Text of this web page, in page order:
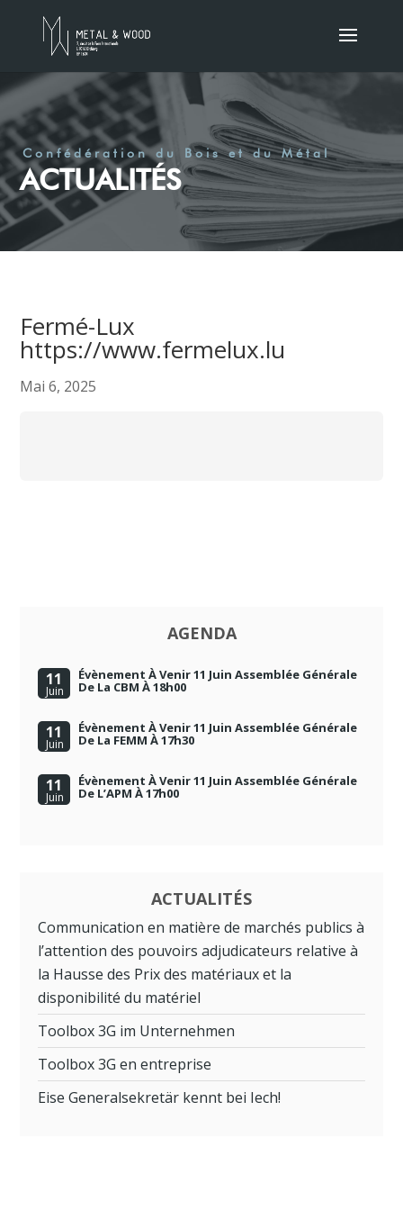
Confédération du Bois et du Métal
ACTUALITÉS
Fermé-Lux
https://www.fermelux.lu
Mai 6, 2025
AGENDA
11
Juin
Évènement À Venir 11 Juin Assemblée Générale
De La CBM À 18h00
11
Juin
Évènement À Venir 11 Juin Assemblée Générale
De La FEMM À 17h30
11
Juin
Évènement À Venir 11 Juin Assemblée Générale
De L’APM À 17h00
ACTUALITÉS
Communication en matière de marchés publics à
l’attention des pouvoirs adjudicateurs relative à
la Hausse des Prix des matériaux et la
disponibilité du matériel
Toolbox 3G im Unternehmen
Toolbox 3G en entreprise
Eise Generalsekretär kennt bei Iech!